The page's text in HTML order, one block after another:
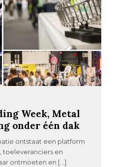
Week, Metal
onder één dak
ontstaat een platform
en
ontmoeten en […]